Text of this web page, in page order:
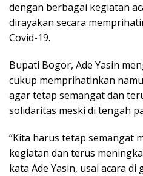
dengan berbagai kegiatan
dirayakan secara
Covid-19.
Bupati Bogor, Ade Yasin
cukup memprihatinkan
agar tetap semangat dan
solidaritas meski di tengah
“Kita harus tetap semangat
kegiatan dan terus
kata Ade Yasin, usai acara di